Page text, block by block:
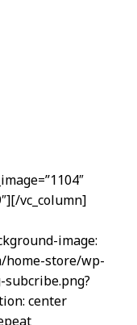
vc_column]
image:
home-store/wp-
center